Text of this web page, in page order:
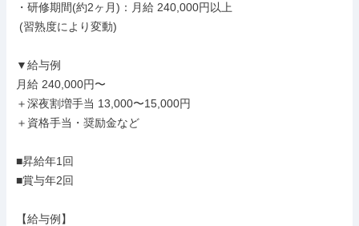
・研修期間(約2ヶ月)：月給 240,000円以上
▼給与例
月給 240,000円〜
＋深夜割増手当 13,000〜15,000円
＋資格手当・奨励金など
■昇給年1回
■賞与年2回
【給与例】